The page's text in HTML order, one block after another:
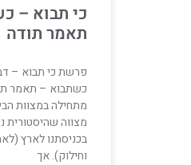
כי תבוא –
תאמר תודה
פרשת כי תבוא –
כשתבוא – תאמר
מתחילה במצוות
מצווה שהיסטורית
בכניסתנו לארץ
וחילוק). אך